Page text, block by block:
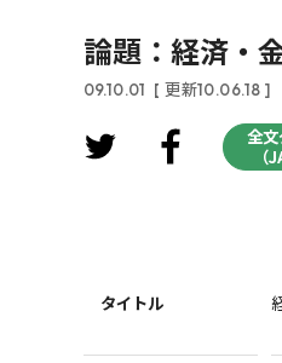
論題：経済・
09.10.01 [ 更新10.06.18 ]
全
（
タイトル